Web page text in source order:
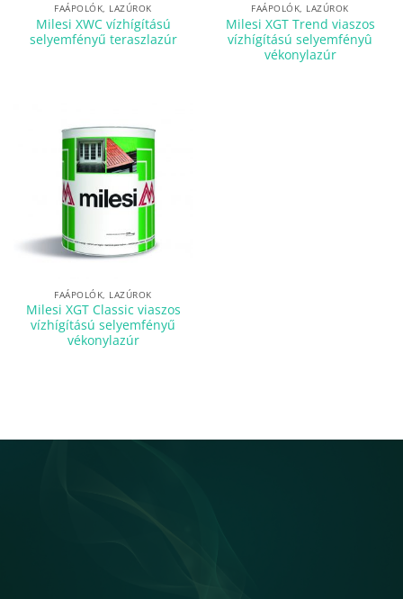
FAÁPOLÓK, LAZÚROK
Milesi XWC vízhígítású
selyemfényű teraszlazúr
FAÁPOLÓK, LAZÚROK
Milesi XGT Trend viaszos
vízhígítású selyemfényû
vékonylazúr
FAÁPOLÓK, LAZÚROK
Milesi XGT Classic viaszos
vízhígítású selyemfényű
vékonylazúr